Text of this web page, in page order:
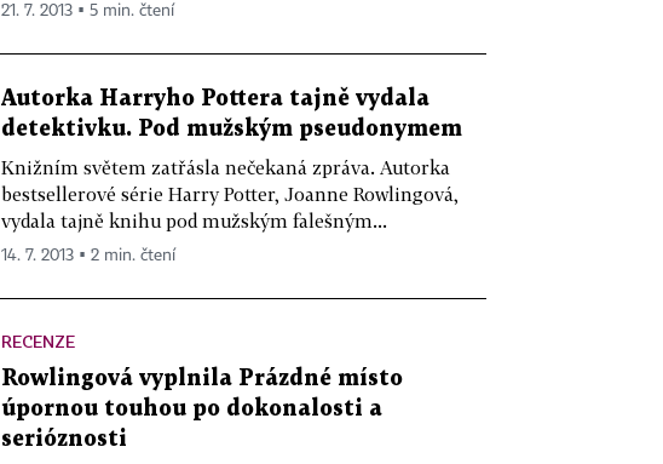
21. 7. 2013 ▪ 5 min. čtení
Autorka Harryho Pottera tajně vydala
detektivku. Pod mužským pseudonymem
Knižním světem zatřásla nečekaná zpráva. Autorka
bestsellerové série Harry Potter, Joanne Rowlingová,
vydala tajně knihu pod mužským falešným...
14. 7. 2013 ▪ 2 min. čtení
RECENZE
Rowlingová vyplnila Prázdné místo
úpornou touhou po dokonalosti a
serióznosti